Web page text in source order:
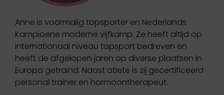
Anne is voormalig topsporter en Nederlands
Kampioene moderne vijfkamp. Ze heeft altijd op
internationaal niveau topsport bedreven en
heeft de afgelopen jaren op diverse plaatsen in
Europa getraind. Naast atlete is zij gecertificeerd
personal trainer en hormoontherapeut.